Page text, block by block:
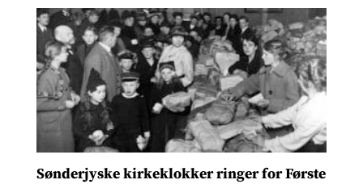
Sønderjyske kirkeklokker ringer for Første